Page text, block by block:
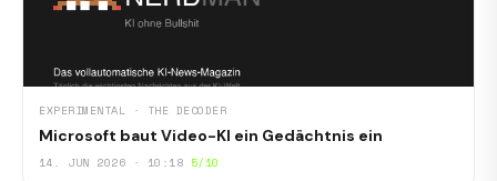
EXPERIMENTAL · THE DECODER
Microsoft baut Video-KI ein Gedächtnis ein
14. JUN 2026 · 10:18 5/10